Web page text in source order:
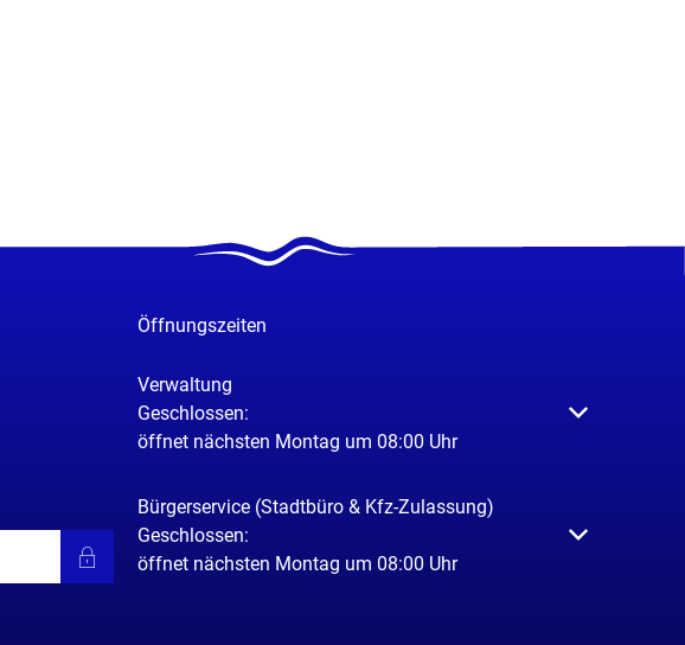
Öffnungszeiten
Verwaltung
Klicken, um weitere Öffnungs- oder Schließzeiten auszublenden
Geschlossen:
öffnet nächsten Montag um 08:00 Uhr
Bürgerservice (Stadtbüro & Kfz-Zulassung)
Klicken, um weitere Öffnungs- oder Schließzeiten auszublenden
Geschlossen:
öffnet nächsten Montag um 08:00 Uhr